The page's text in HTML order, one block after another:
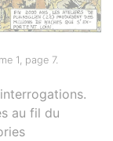
1, page 7.
au fil du